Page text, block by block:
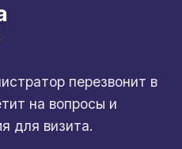
перезвонит в
на вопросы и
для визита.